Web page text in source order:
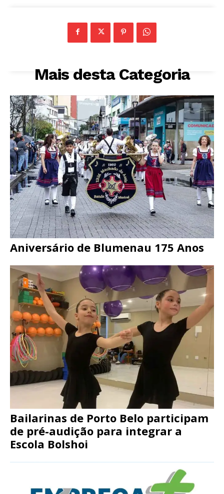
Mais desta Categoria
Aniversário de Blumenau 175 Anos
Bailarinas de Porto Belo participam
de pré-audição para integrar a
Escola Bolshoi